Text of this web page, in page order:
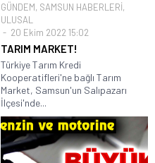
GÜNDEM, SAMSUN HABERLERİ,
ULUSAL
20 Ekim 2022 15:02
TARIM MARKET!
Türkiye Tarım Kredi
Kooperatifleri'ne bağlı Tarım
Market, Samsun'un Salıpazarı
İlçesi'nde...